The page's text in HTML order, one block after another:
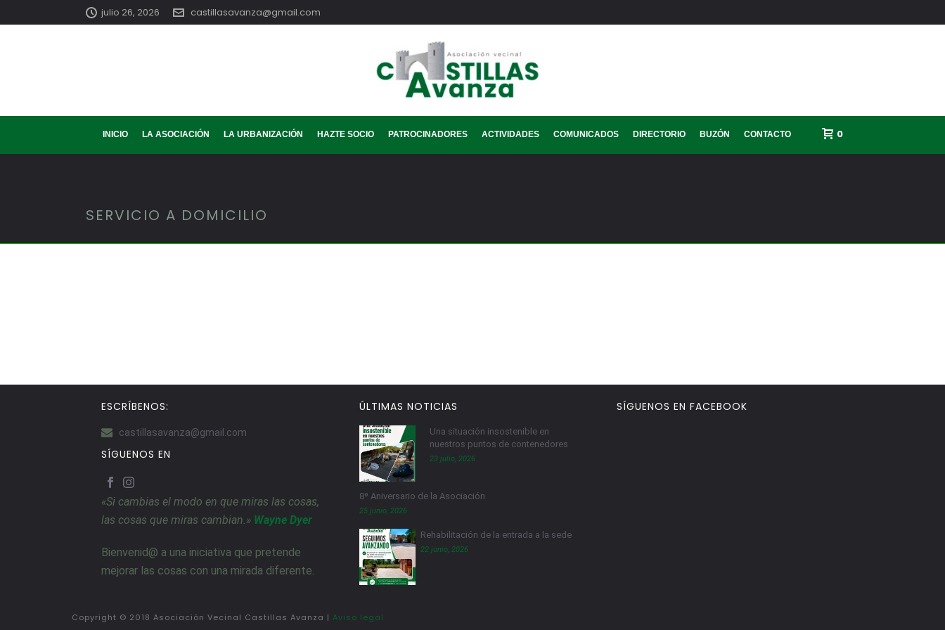
julio 26, 2026 castillasavanza@gmail.com
INICIO LA ASOCIACIÓN LA URBANIZACIÓN HAZTE SOCIO PATROCINADORES ACTIVIDADES COMUNICADOS DIRECTORIO BUZÓN CONTACTO 0
SERVICIO A DOMICILIO
ESCRÍBENOS:
castillasavanza@gmail.com
SÍGUENOS EN
«Si cambias el modo en que miras las cosas,
las cosas que miras cambian.» Wayne Dyer
Bienvenid@ a una iniciativa que pretende
mejorar las cosas con una mirada diferente.
ÚLTIMAS NOTICIAS
Una situación insostenible en
nuestros puntos de contenedores
23 julio, 2026
8º Aniversario de la Asociación
25 junio, 2026
Rehabilitación de la entrada a la sede
22 junio, 2026
SÍGUENOS EN FACEBOOK
Copyright © 2018 Asociación Vecinal Castillas Avanza | Aviso legal